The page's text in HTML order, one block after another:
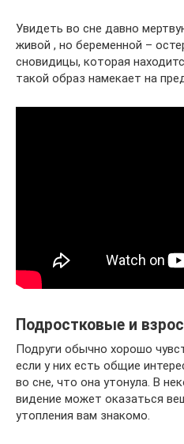
Увидеть во сне давно
живой , но беременной –
сновидицы, которая
такой образ намекает на
Подростковые и
Подруги обычно хорошо
если у них есть общие
во сне, что она утонула. В
видение может оказаться
утопления вам знакомо.